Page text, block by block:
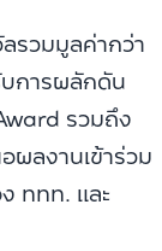
รวมมูลค่ากว่า
บการผลักดัน
รวมถึง
ผลงานเข้าร่วม
ททท. และ